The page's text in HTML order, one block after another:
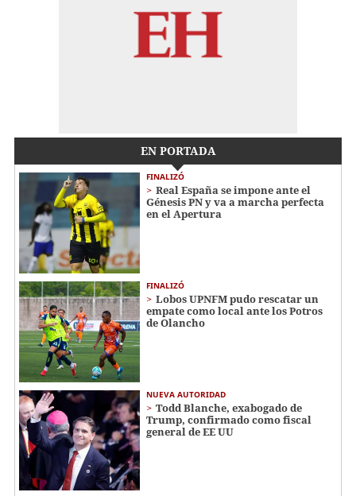
EN PORTADA
FINALIZÓ
Real España se impone ante el
Génesis PN y va a marcha perfecta
en el Apertura
FINALIZÓ
Lobos UPNFM pudo rescatar un
empate como local ante los Potros
de Olancho
NUEVA AUTORIDAD
Todd Blanche, exabogado de
Trump, confirmado como fiscal
general de EE UU